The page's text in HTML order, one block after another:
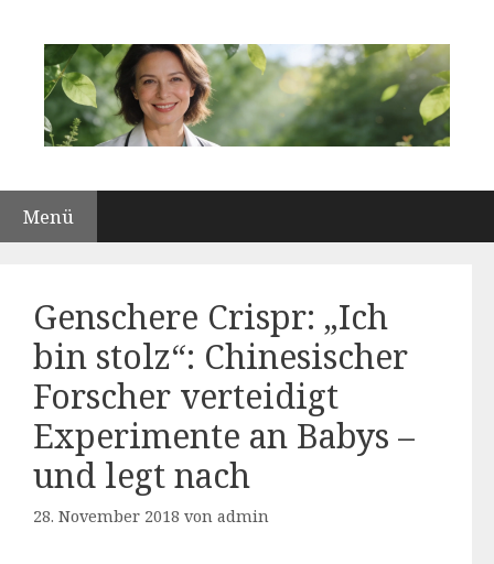
Inhalt
springen
Menü
Genschere Crispr: „Ich
bin stolz“: Chinesischer
Forscher verteidigt
Experimente an Babys –
und legt nach
28. November 2018 von admin